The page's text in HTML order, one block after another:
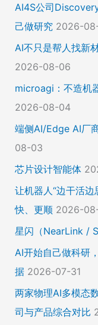
AI4S公司
己做研究 2026-
AI不只是帮人找新
2026-08-06
microagi：不造机
2026-08-04
端侧AI/Edge AI厂
08-03
芯片设计智能体
让机器人“边干活
快、更顺 2026-
星闪（NearLink /
AI开始自己做科研
据 2026-07-31
两家物理AI多模态
司与产品综合对比